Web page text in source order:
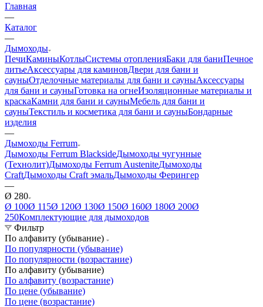
Главная
—
Каталог
—
Дымоходы
ПечиКаминыКотлыСистемы отопленияБаки для баниПечное
литьеАксессуары для каминовДвери для бани и
сауныОтделочные материалы для бани и сауныАксессуары
для бани и сауныГотовка на огнеИзоляционные материалы и
краскаКамни для бани и сауныМебель для бани и
сауныТекстиль и косметика для бани и сауныБондарные
изделия
—
Дымоходы Ferrum
Дымоходы Ferrum BlacksideДымоходы чугунные
(Технолит)Дымоходы Ferrum AusteniteДымоходы
CraftДымоходы Craft эмальДымоходы Ферингер
—
Ø 280
Ø 100Ø 115Ø 120Ø 130Ø 150Ø 160Ø 180Ø 200Ø
250Комплектующие для дымоходов
Фильтр
По алфавиту (убывание)
По популярности (убывание)
По популярности (возрастание)
По алфавиту (убывание)
По алфавиту (возрастание)
По цене (убывание)
По цене (возрастание)